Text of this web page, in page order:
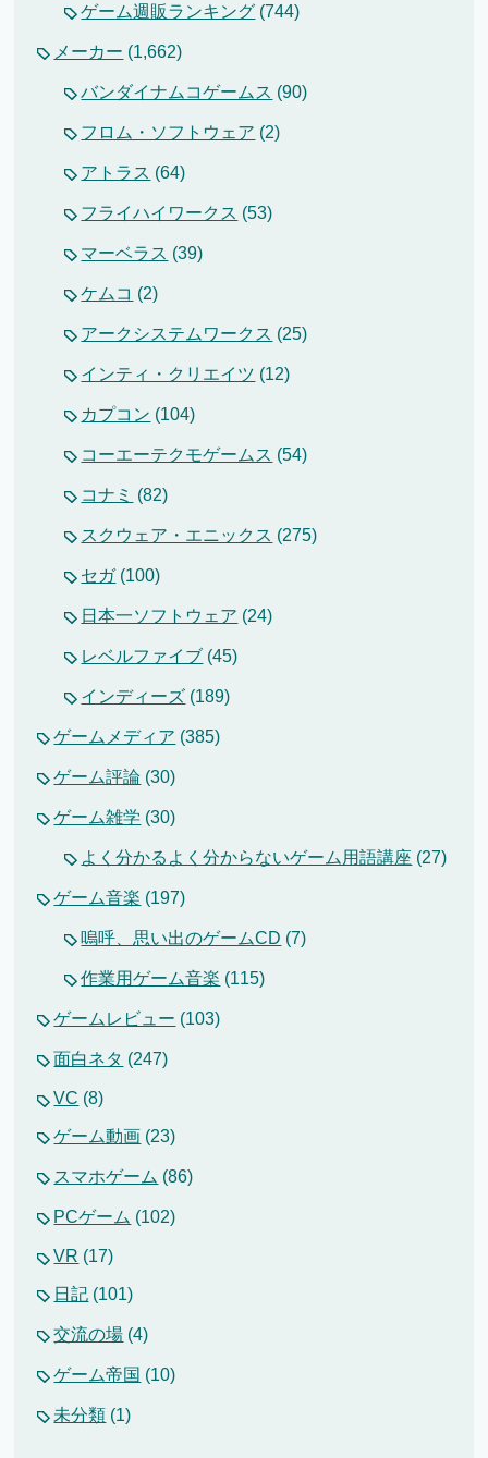
ゲーム週販ランキング (744)
メーカー (1,662)
バンダイナムコゲームス (90)
フロム・ソフトウェア (2)
アトラス (64)
フライハイワークス (53)
マーベラス (39)
ケムコ (2)
アークシステムワークス (25)
インティ・クリエイツ (12)
カプコン (104)
コーエーテクモゲームス (54)
コナミ (82)
スクウェア・エニックス (275)
セガ(100)
日本一ソフトウェア (24)
レベルファイブ (45)
インディーズ (189)
ゲームメディア (385)
ゲーム評論 (30)
ゲーム雑学 (30)
よく分かるよく分からないゲーム用語講座 (27)
ゲーム音楽 (197)
嗚呼、思い出のゲームCD (7)
作業用ゲーム音楽 (115)
ゲームレビュー (103)
面白ネタ (247)
VC (8)
ゲーム動画 (23)
スマホゲーム (86)
PCゲーム (102)
VR (17)
日記 (101)
交流の場 (4)
ゲーム帝国 (10)
未分類 (1)